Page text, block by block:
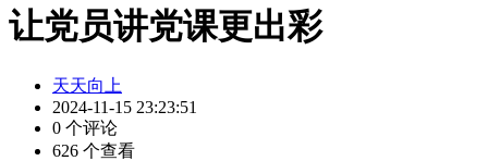
让党员讲党课更出彩
天天向上
2024-11-15 23:23:51
0 个评论
626 个查看